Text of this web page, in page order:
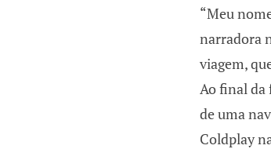
“Meu
narradora
viagem,
Ao final da
de uma
Coldplay